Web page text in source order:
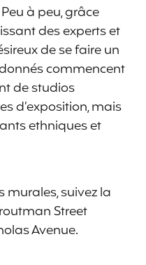
à peu, grâce
des experts et
de se faire un
commencent
de studios
d’exposition, mais
ethniques et
murales, suivez la
Street
Avenue.